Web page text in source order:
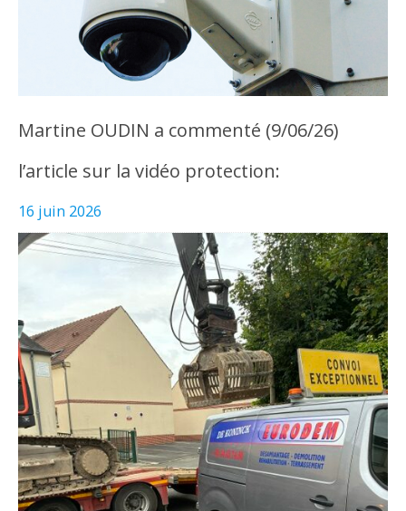
Martine OUDIN a commenté (9/06/26)
l’article sur la vidéo protection:
16 juin 2026